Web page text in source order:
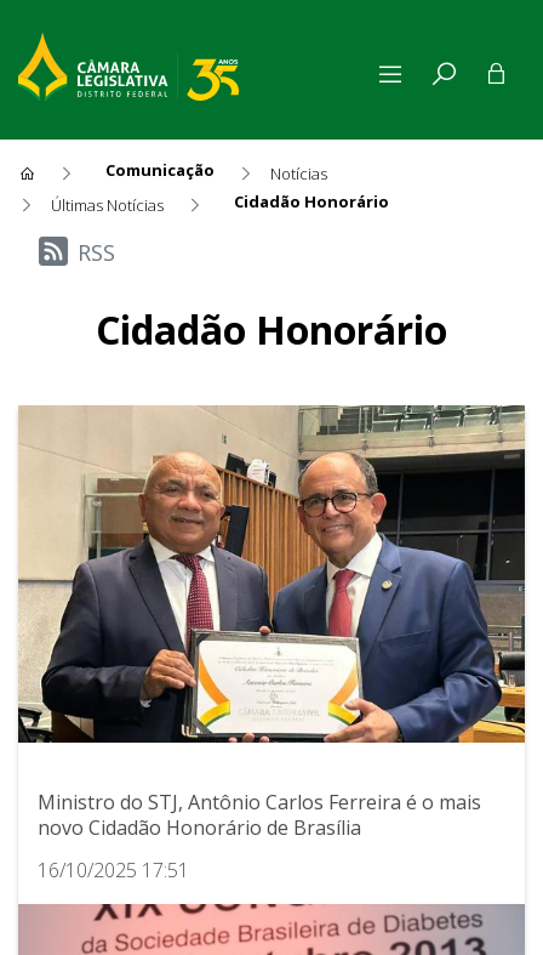
Comunicação
Notícias
Últimas Notícias
Cidadão Honorário
Últimas Notícias
RSS
Cidadão Honorário
Ministro do STJ, Antônio Carlos Ferreira é o mais
novo Cidadão Honorário de Brasília
16/10/2025 17:51